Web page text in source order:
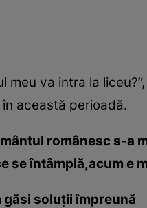
meu va intra la
această perioadă.
românesc s-a
se întâmplă,acum e
găsi soluţii împreună